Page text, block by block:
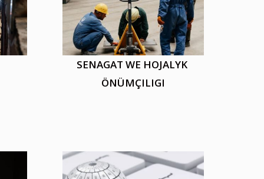
SENAGAT WE HOJALYK
ÖNÜMÇILIGI